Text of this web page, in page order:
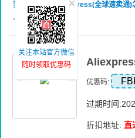
我要领券网 >Aliexpress(全球速卖通)
上优惠5美元
优惠码:
过期时间
折扣地址: 直
关注本站官方微信
随时领取优惠码